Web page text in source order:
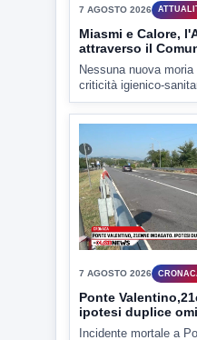
7 AGOSTO 2026
Miasmi e Calore,
attraverso il
Nessuna nuova moria
criticità igienico-
7 AGOSTO 2026 CRONACA
Ponte
ipotesi duplice